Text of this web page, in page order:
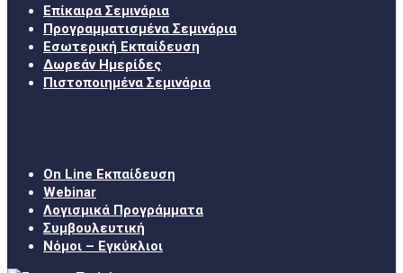
Επίκαιρα Σεμινάρια
Προγραμματισμένα Σεμινάρια
Εσωτερική Εκπαίδευση
Δωρεάν Ημερίδες
Πιστοποιημένα Σεμινάρια
On Line Εκπαίδευση
Webinar
Λογισμικά Προγράμματα
Συμβουλευτική
Νόμοι – Εγκύκλιοι